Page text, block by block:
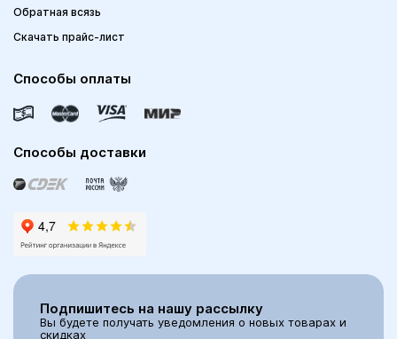
Обратная всязь
Скачать прайс-лист
Способы оплаты
Способы доставки
Подпишитесь на нашу рассылку
Вы будете получать уведомления о новых товарах и
скидках